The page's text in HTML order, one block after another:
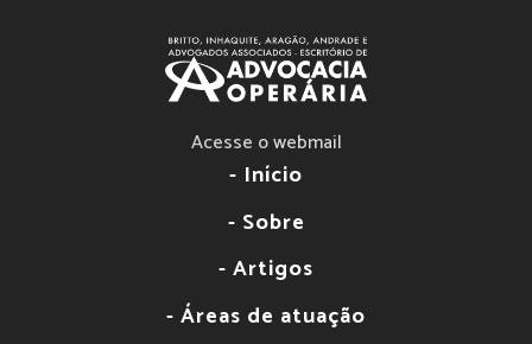
Acesse o webmail
- Início
- Sobre
- Artigos
- Áreas de atuação